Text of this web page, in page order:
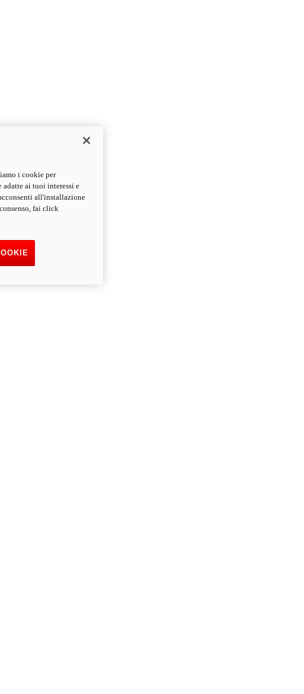
i cookie per
ai tuoi interessi e
all'installazione
fai click